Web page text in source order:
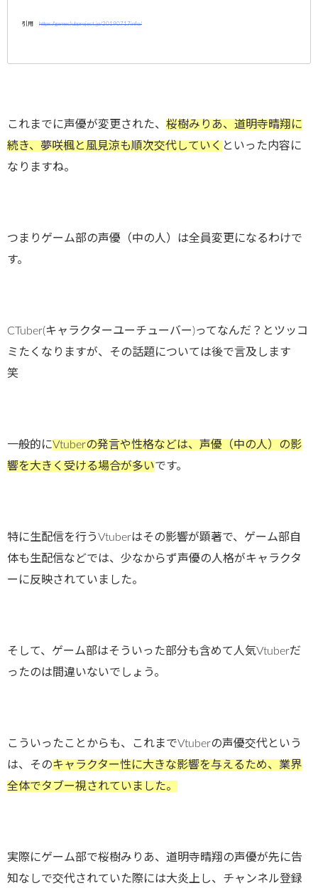
引用 https://gameclubproject.jp/20190717info/
これまでに声優が変更された、 桜樹みりあ、道明寺晴翔に
続き、夢咲楓と風見涼も順次交代していく といった内容に
なりますね。
つまりゲーム部の声優（中の人）は全員変更になるわけで
す。
CTuber(キャラクターユーチューバー)ってなんだ？とツッコ
ミたくなりますが、その話題については後で言及します
笑
一般的にVtuberの発言や性格などは、声優（中の人）の影
響を大きく受ける場合が多いです。
特に生配信を行うVtuberはその影響が顕著で、ゲーム部自
体も生配信などでは、少なからず声優の人格がキャラクタ
ーに反映されていました。
そして、ゲーム部はそういった部分も含めて人気Vtuberだ
ったのは間違いないでしょう。
こういったことからも、これまでVtuberの声優交代という
は、そのキャラクター性に大きな影響を与えるため、業界
全体でタブー視されていました。
実際にゲーム部で桜樹みりあ、道明寺晴翔の声優が先に告
知なしで交代されていた際には大炎上し、チャンネル登録